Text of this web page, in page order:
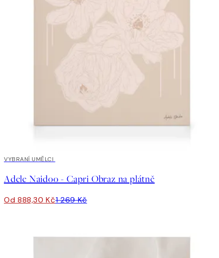
30%*
VYBRANÍ UMĚLCI
Adele Naidoo - Capri Obraz na plátně
Od 888,30 Kč1 269 Kč